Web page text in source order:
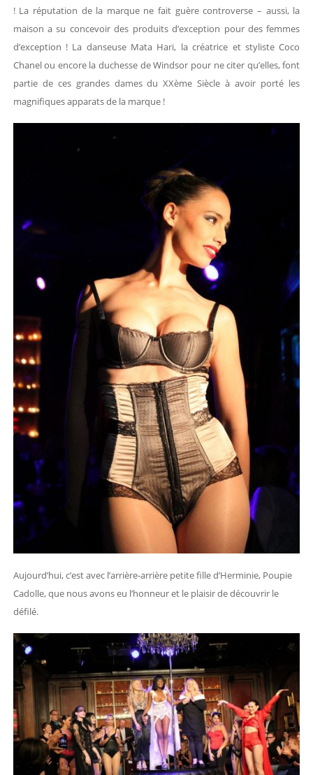
! La réputation de la marque ne fait guère controverse – aussi, la
maison a su concevoir des produits d’exception pour des femmes
d’exception ! La danseuse Mata Hari, la créatrice et styliste Coco
Chanel ou encore la duchesse de Windsor pour ne citer qu’elles, font
partie de ces grandes dames du XXème Siècle à avoir porté les
magnifiques apparats de la marque !
Aujourd’hui, c’est avec l’arrière-arrière petite fille d’Herminie, Poupie
Cadolle, que nous avons eu l’honneur et le plaisir de découvrir le
défilé.